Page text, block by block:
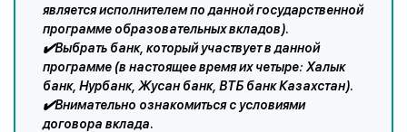
является исполнителем по данной государственной
программе образовательных вкладов).
✔️Выбрать банк, который участвует в данной
программе (в настоящее время их четыре: Халык
банк, Нурбанк, Жусан банк, ВТБ банк Казахстан).
✔️Внимательно ознакомиться с условиями
договора вклада.